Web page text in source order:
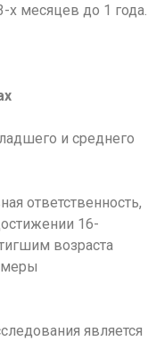
х месяцев до 1 года.
и среднего
ответственность,
16-
возраста
меры
является